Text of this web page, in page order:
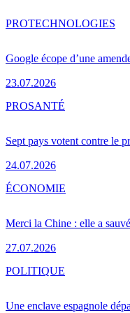
Google écope d’une
23.07.2026
PROTECHNOLOGIES
Sept pays votent contre le
24.07.2026
PROSANTÉ
Merci la Chine : elle a
27.07.2026
ÉCONOMIE
Une enclave espagnole
POLITIQUE